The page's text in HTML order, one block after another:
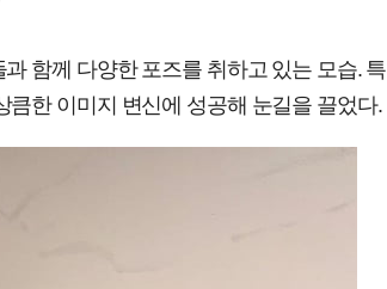
함께 다양한 포즈를 취하고 있는 모습. 특
한 이미지 변신에 성공해 눈길을 끌었다.